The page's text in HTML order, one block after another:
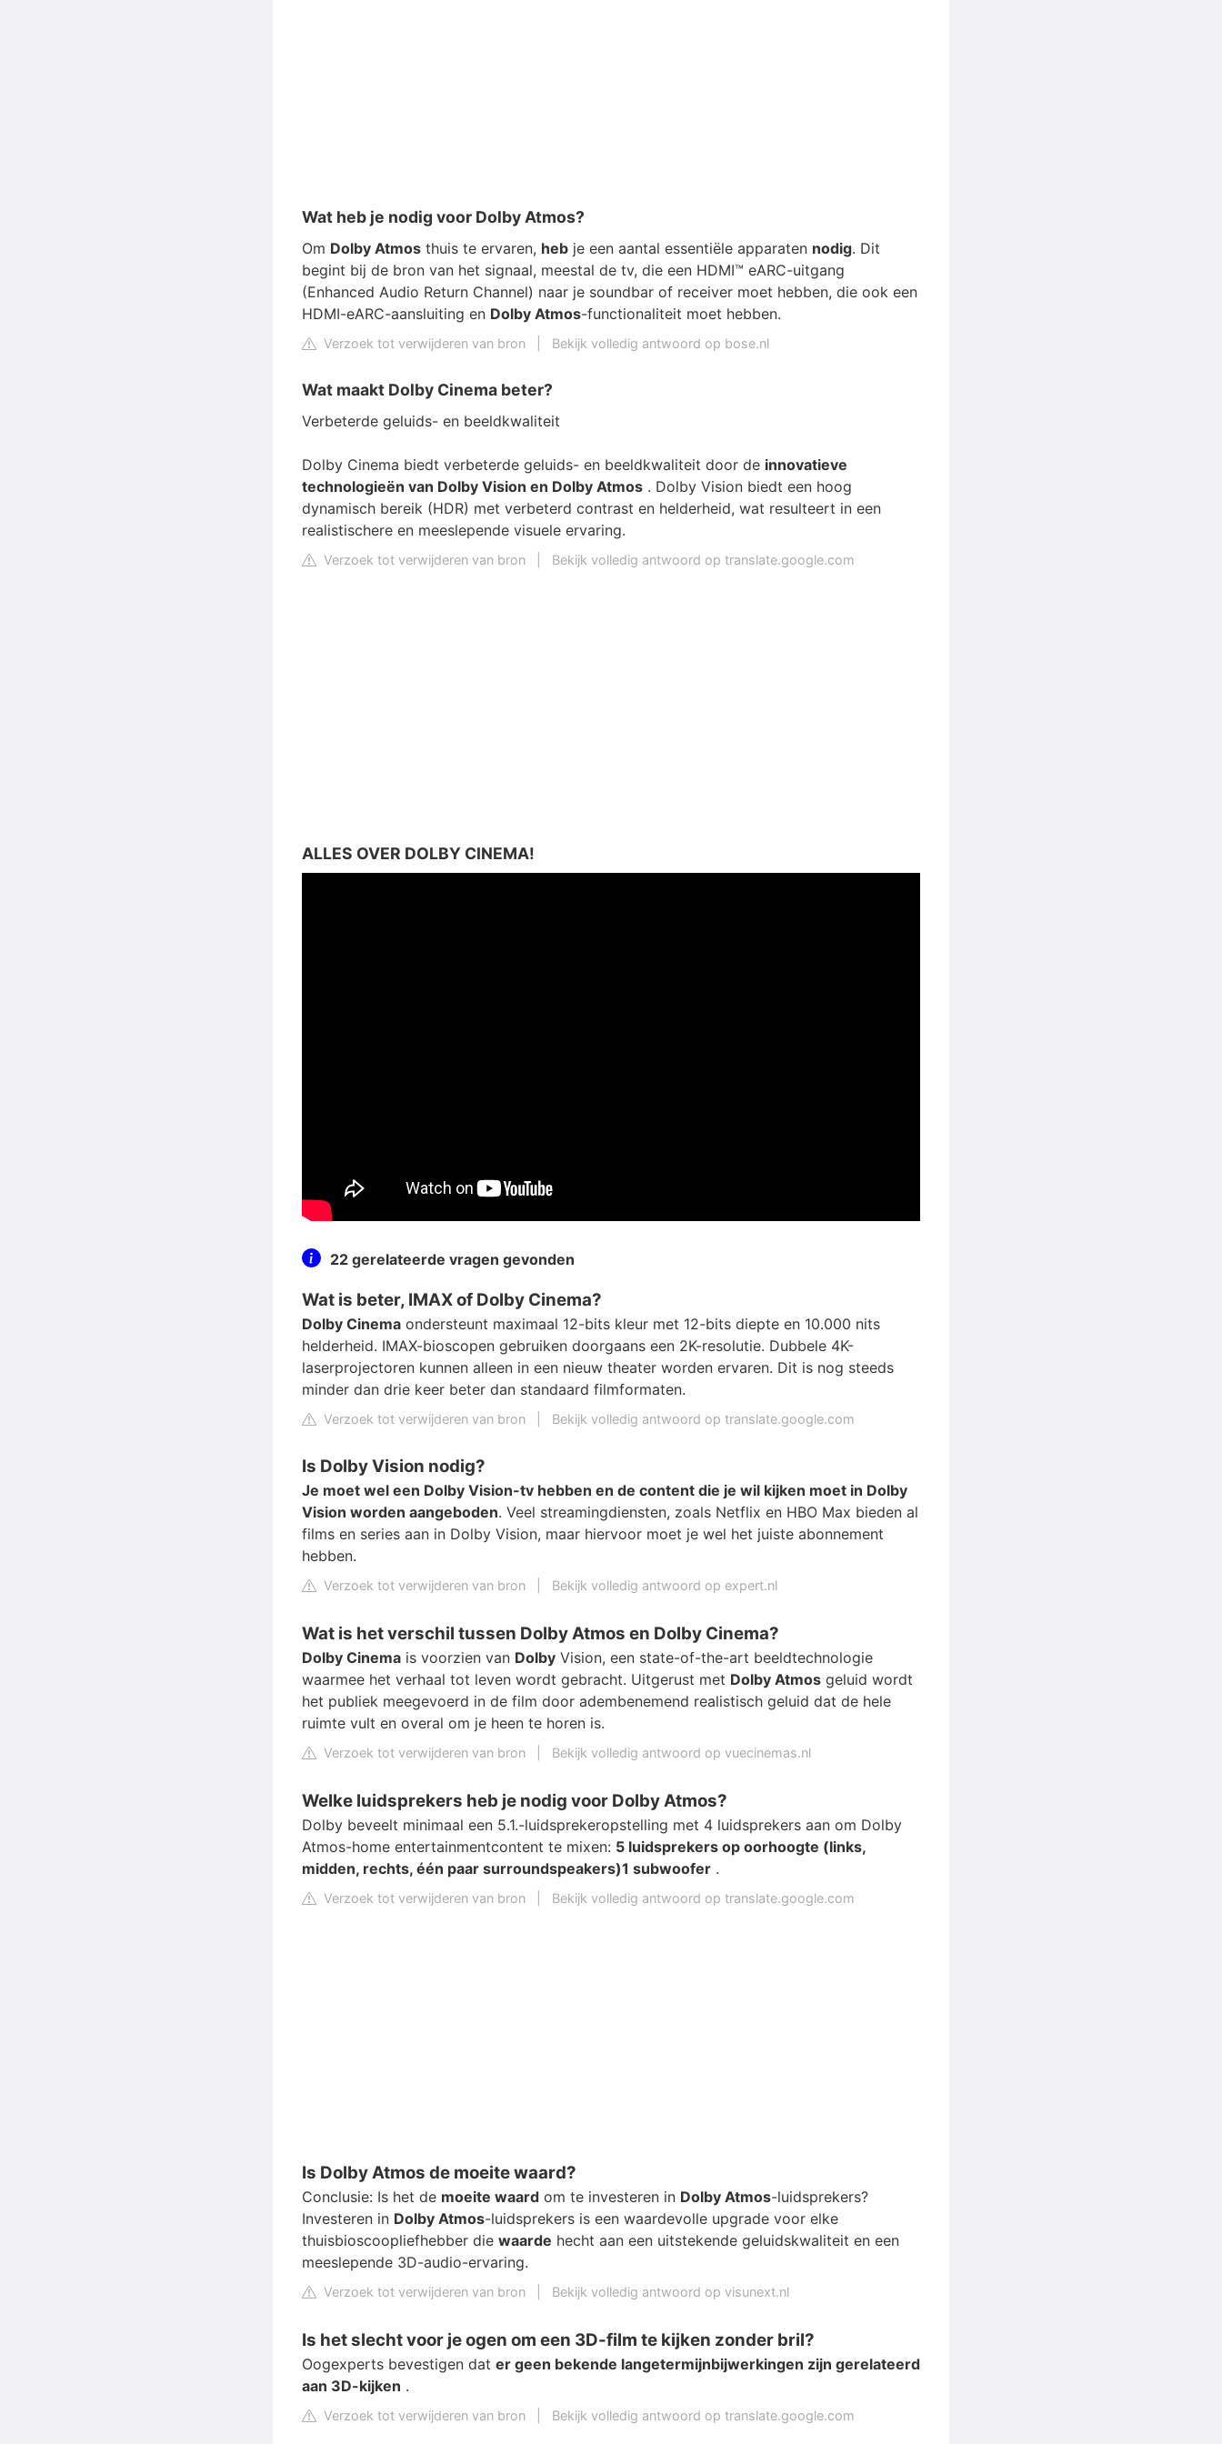
Wat heb je nodig voor Dolby Atmos?
Om Dolby Atmos thuis te ervaren, heb je een aantal essentiële apparaten nodig. Dit
begint bij de bron van het signaal, meestal de tv, die een HDMI™ eARC-uitgang
(Enhanced Audio Return Channel) naar je soundbar of receiver moet hebben, die ook een
HDMI-eARC-aansluiting en Dolby Atmos-functionaliteit moet hebben.
Verzoek tot verwijderen van bron Bekijk volledig antwoord op bose.nl
Wat maakt Dolby Cinema beter?
Verbeterde geluids- en beeldkwaliteit
Dolby Cinema biedt verbeterde geluids- en beeldkwaliteit door de innovatieve
technologieën van Dolby Vision en Dolby Atmos . Dolby Vision biedt een hoog
dynamisch bereik (HDR) met verbeterd contrast en helderheid, wat resulteert in een
realistischere en meeslepende visuele ervaring.
Verzoek tot verwijderen van bron Bekijk volledig antwoord op translate.google.com
ALLES OVER DOLBY CINEMA!
22 gerelateerde vragen gevonden
Wat is beter, IMAX of Dolby Cinema?
Dolby Cinema ondersteunt maximaal 12-bits kleur met 12-bits diepte en 10.000 nits
helderheid. IMAX-bioscopen gebruiken doorgaans een 2K-resolutie. Dubbele 4K-
laserprojectoren kunnen alleen in een nieuw theater worden ervaren. Dit is nog steeds
minder dan drie keer beter dan standaard filmformaten.
Verzoek tot verwijderen van bron Bekijk volledig antwoord op translate.google.com
Is Dolby Vision nodig?
Je moet wel een Dolby Vision-tv hebben en de content die je wil kijken moet in Dolby
Vision worden aangeboden. Veel streamingdiensten, zoals Netflix en HBO Max bieden al
films en series aan in Dolby Vision, maar hiervoor moet je wel het juiste abonnement
hebben.
Verzoek tot verwijderen van bron Bekijk volledig antwoord op expert.nl
Wat is het verschil tussen Dolby Atmos en Dolby Cinema?
Dolby Cinema is voorzien van Dolby Vision, een state-of-the-art beeldtechnologie
waarmee het verhaal tot leven wordt gebracht. Uitgerust met Dolby Atmos geluid wordt
het publiek meegevoerd in de film door adembenemend realistisch geluid dat de hele
ruimte vult en overal om je heen te horen is.
Verzoek tot verwijderen van bron Bekijk volledig antwoord op vuecinemas.nl
Welke luidsprekers heb je nodig voor Dolby Atmos?
Dolby beveelt minimaal een 5.1.-luidsprekeropstelling met 4 luidsprekers aan om Dolby
Atmos-home entertainmentcontent te mixen: 5 luidsprekers op oorhoogte (links,
midden, rechts, één paar surroundspeakers)1 subwoofer .
Verzoek tot verwijderen van bron Bekijk volledig antwoord op translate.google.com
Is Dolby Atmos de moeite waard?
Conclusie: Is het de moeite waard om te investeren in Dolby Atmos-luidsprekers?
Investeren in Dolby Atmos-luidsprekers is een waardevolle upgrade voor elke
thuisbioscoopliefhebber die waarde hecht aan een uitstekende geluidskwaliteit en een
meeslepende 3D-audio-ervaring.
Verzoek tot verwijderen van bron Bekijk volledig antwoord op visunext.nl
Is het slecht voor je ogen om een ​​3D-film te kijken zonder bril?
Oogexperts bevestigen dat er geen bekende langetermijnbijwerkingen zijn gerelateerd
aan 3D-kijken .
Verzoek tot verwijderen van bron Bekijk volledig antwoord op translate.google.com